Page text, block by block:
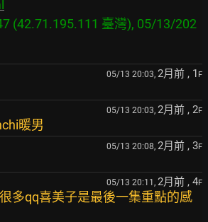
(42.71.195.111 臺灣), 05/13/202
05/13 20:03, 2月前 , 1 F
05/13 20:03, 2月前 , 2F
暖男
05/13 20:08, 2月前 , 3F
05/13 20:11, 2月前 , 4F
多qq喜美子是最後一集重點的感